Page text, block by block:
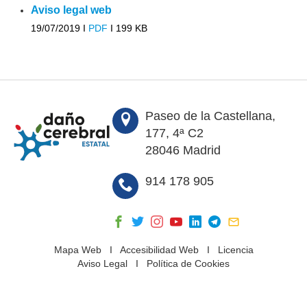
Aviso legal web
19/07/2019 I PDF I 199 KB
Paseo de la Castellana,
177, 4ª C2
28046 Madrid
914 178 905
Mapa WebI Accesibilidad WebI Licencia
Aviso Legal I Política de Cookies